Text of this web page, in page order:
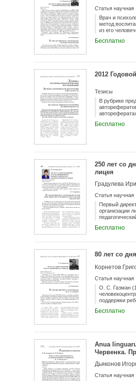
Статья научная
Врач и
метод
из его
когда
насилие над
от рабства,
Бесплатно
2012
Тезисы
В рубрике
наук.
Бесплатно
250 лет со
лицея
Градулева
Статья научная
Первый
организации
Бесплатно
80 лет со
Корнетов
Статья научная
О. С. Газман
поддержки
Бесплатно
Anua
Червенка.
Дьяконов
Статья научная